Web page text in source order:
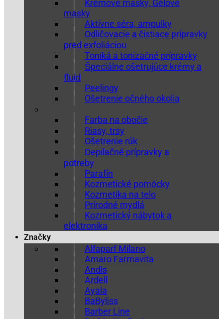
Krémové masky, Gélové
masky
Aktívne séra, ampulky
Odličovacie a čistiace prípravky
pred exfoliáciou
Toniká a tonizačné prípravky
Špeciálne ošetrujúce krémy a
fluid
Peelingy
Ošetrenie očného okolia
Farba na obočie
Riasy, trsy
Ošetrenie rúk
Depilačné prípravky a
potreby
Parafín
Kozmetické pomôcky
Kozmetika na telo
Prírodné mydlá
Kozmetický nábytok a
elektronika
Značky
Alfaparf Milano
Amaro Farmavita
Andis
Ardell
Ayala
BaByliss
Barber Line